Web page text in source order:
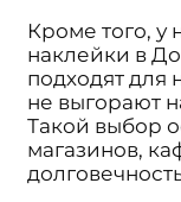
Кроме того, у
наклейки в
подходят для
не выгорают
Такой выбор
магазинов,